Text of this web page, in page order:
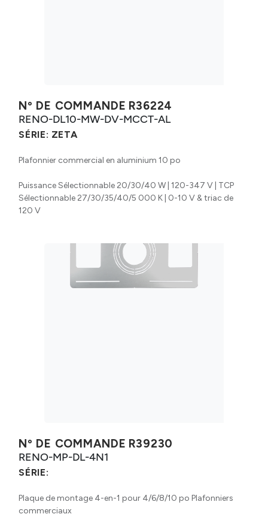
Nº DE COMMANDE R36224
RENO-DL10-MW-DV-MCCT-AL
SÉRIE: ZETA
Plafonnier commercial en aluminium 10 po
Puissance Sélectionnable 20/30/40 W | 120-347 V | TCP
Sélectionnable 27/30/35/40/5 000 K | 0-10 V & triac de
120 V
Nº DE COMMANDE R39230
RENO-MP-DL-4N1
SÉRIE:
Plaque de montage 4-en-1 pour 4/6/8/10 po Plafonniers
commerciaux